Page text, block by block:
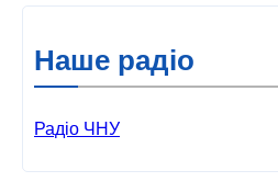
Наше радіо
Радіо ЧНУ